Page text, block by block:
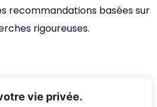
vie privée.
recommandations basées sur
rigoureuses.